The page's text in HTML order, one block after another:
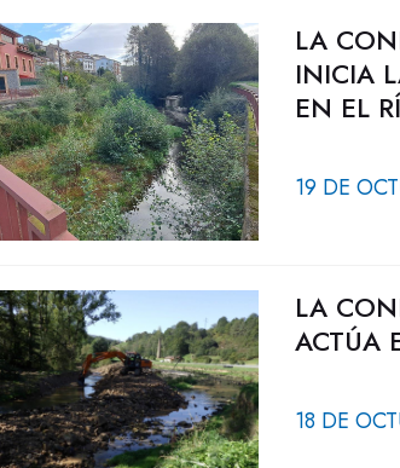
LA
INICIA
EN EL
19 DE
LA
ACTÚA
18 DE